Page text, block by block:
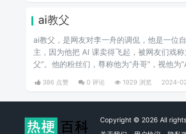
的新梗，只好发一些烂梗、破梗、旧梗来敷
不被认可时，网友们就会评论一句“没梗可以
ai教父
ai教父，是网友对李一舟的调侃，他是一位
主，因为他把 AI 课卖得飞起，被网友们戏称
父”。他的粉丝们，尊称他为“舟哥”，视他为
的“知识网红”，有人说他的课程是“智商税”。
386 点赞 0 评论 1929 浏览 2024-
Copyright © 2026 All